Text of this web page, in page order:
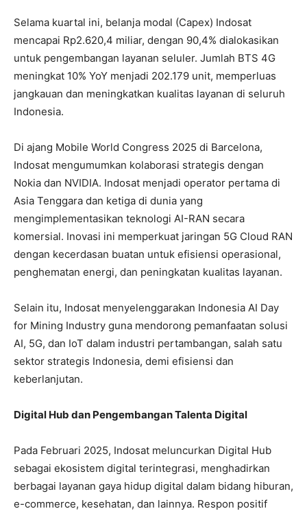
Selama kuartal ini, belanja modal (Capex) Indosat
mencapai Rp2.620,4 miliar, dengan 90,4% dialokasikan
untuk pengembangan layanan seluler. Jumlah BTS 4G
meningkat 10% YoY menjadi 202.179 unit, memperluas
jangkauan dan meningkatkan kualitas layanan di seluruh
Indonesia.
Di ajang Mobile World Congress 2025 di Barcelona,
Indosat mengumumkan kolaborasi strategis dengan
Nokia dan NVIDIA. Indosat menjadi operator pertama di
Asia Tenggara dan ketiga di dunia yang
mengimplementasikan teknologi AI-RAN secara
komersial. Inovasi ini memperkuat jaringan 5G Cloud RAN
dengan kecerdasan buatan untuk efisiensi operasional,
penghematan energi, dan peningkatan kualitas layanan.
Selain itu, Indosat menyelenggarakan Indonesia AI Day
for Mining Industry guna mendorong pemanfaatan solusi
AI, 5G, dan IoT dalam industri pertambangan, salah satu
sektor strategis Indonesia, demi efisiensi dan
keberlanjutan.
Digital Hub dan Pengembangan Talenta Digital
Pada Februari 2025, Indosat meluncurkan Digital Hub
sebagai ekosistem digital terintegrasi, menghadirkan
berbagai layanan gaya hidup digital dalam bidang hiburan,
e-commerce, kesehatan, dan lainnya. Respon positif